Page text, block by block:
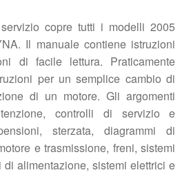
copre tutti i modelli 2005
Il manuale contiene istruzioni
di facile lettura. Praticamente
per un semplice cambio di
di un motore. Gli argomenti
controlli di servizio e
sterzata, diagrammi di
e trasmissione, freni, sistemi
alimentazione, sistemi elettrici e